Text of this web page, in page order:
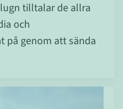
tilltalar de allra
och
på genom att sända